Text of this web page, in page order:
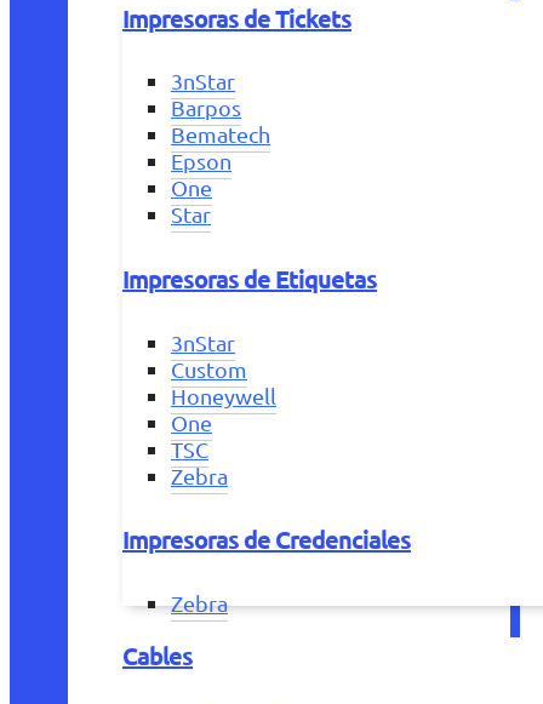
Impresoras de Tickets
3nStar
Barpos
Bematech
Epson
One
Star
Impresoras de Etiquetas
3nStar
Custom
Honeywell
One
TSC
Zebra
Impresoras de Credenciales
Zebra
Cables